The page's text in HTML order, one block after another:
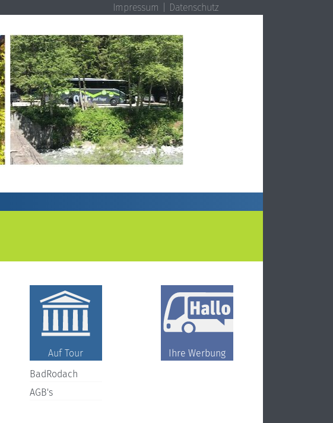
Impressum Datenschutz
Auf Tour
BadRodach
AGB's
Ihre Werbung